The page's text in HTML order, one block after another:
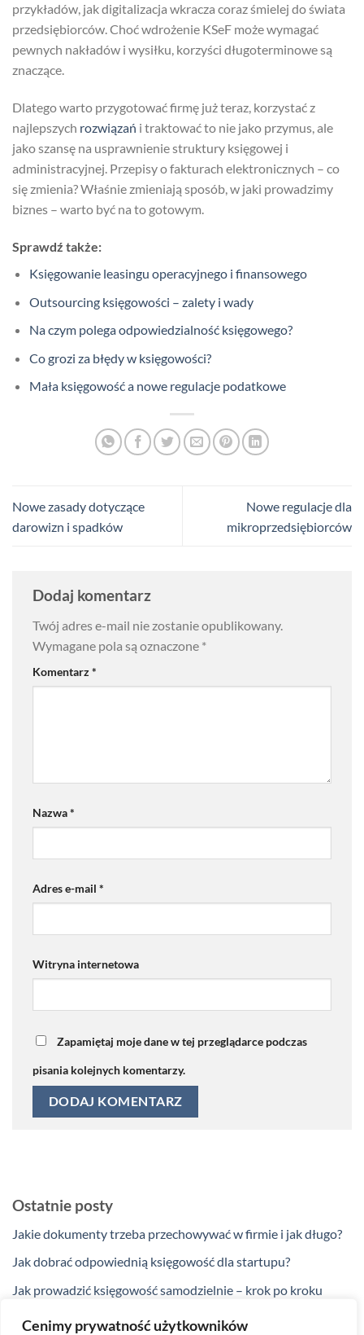
Cenimy prywatność użytkowników
przykładów, jak digitalizacja wkracza coraz śmielej do świata
przedsiębiorców. Choć wdrożenie KSeF może wymagać
pewnych nakładów i wysiłku, korzyści długoterminowe są
znaczące.
Dlatego warto przygotować firmę już teraz, korzystać z
najlepszych rozwiązań i traktować to nie jako przymus, ale
jako szansę na usprawnienie struktury księgowej i
administracyjnej. Przepisy o fakturach elektronicznych – co
się zmienia? Właśnie zmieniają sposób, w jaki prowadzimy
biznes – warto być na to gotowym.
Sprawdź także:
Księgowanie leasingu operacyjnego i finansowego
Outsourcing księgowości – zalety i wady
Na czym polega odpowiedzialność księgowego?
Co grozi za błędy w księgowości?
Mała księgowość a nowe regulacje podatkowe
Nowe zasady dotyczące
darowizn i spadków
Nowe regulacje dla
mikroprzedsiębiorców
Dodaj komentarz
Twój adres e-mail nie zostanie opublikowany.
Wymagane pola są oznaczone *
Komentarz*
Nazwa*
Adres e-mail *
Witryna internetowa
Zapamiętaj moje dane w tej przeglądarce podczas
pisania kolejnych komentarzy.
Ostatnie posty
Jakie dokumenty trzeba przechowywać w firmie i jak długo?
Jak dobrać odpowiednią księgowość dla startupu?
Jak prowadzić księgowość samodzielnie – krok po kroku
Jakie ulgi podatkowe przysługują przedsiębiorcom w 2025